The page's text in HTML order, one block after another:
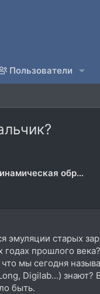
Пользователи
Предусилители/Динамическая обработка
эмуляции старых
годах прошлого
мы сегодня
Digilab...) знают?
быть.